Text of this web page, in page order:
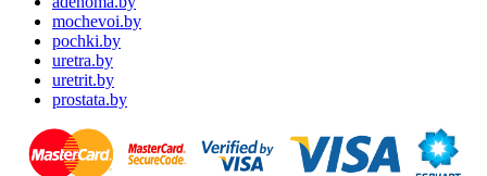
mochevoi.by
pochki.by
uretra.by
uretrit.by
prostata.by